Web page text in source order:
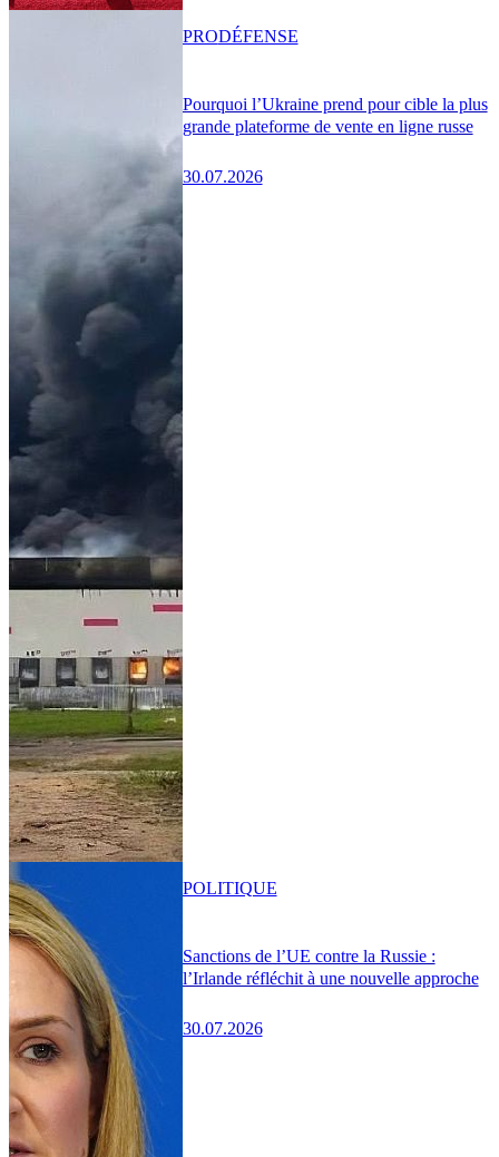
Pourquoi l’Ukraine prend pour cible la plus
grande plateforme de vente en ligne russe
30.07.2026
PRODÉFENSE
Sanctions de l’UE contre la Russie :
l’Irlande réfléchit à une nouvelle approche
30.07.2026
POLITIQUE